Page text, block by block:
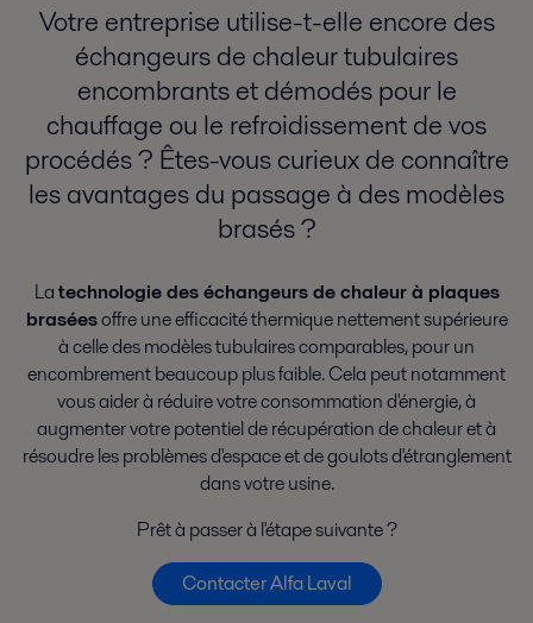
Votre entreprise utilise-t-elle encore des
échangeurs de chaleur tubulaires
encombrants et démodés pour le
chauffage ou le refroidissement de vos
procédés ? Êtes-vous curieux de connaître
les avantages du passage à des modèles
brasés ?
Latechnologie des échangeurs de chaleur à plaques
braséesoffre une efficacité thermique nettement supérieure
à celle des modèles tubulaires comparables, pour un
encombrement beaucoup plus faible. Cela peut notamment
vous aider à réduire votre consommation d'énergie, à
augmenter votre potentiel de récupération de chaleur et à
résoudre les problèmes d'espace et de goulots d'étranglement
dans votre usine.
Prêt à passer à l'étape suivante ?
Contacter Alfa Laval